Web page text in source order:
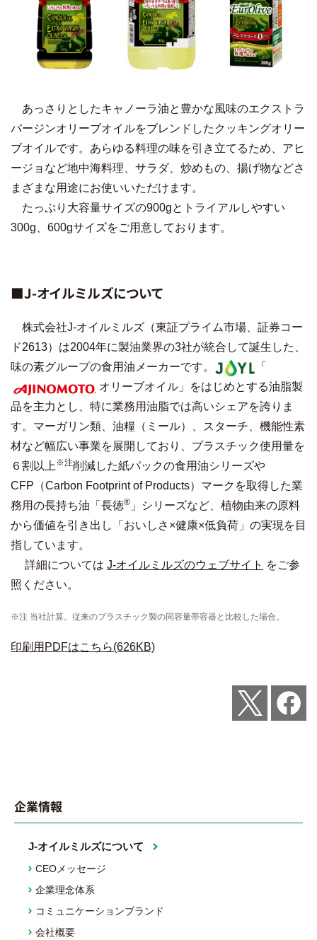
あっさりとしたキャノーラ油と豊かな風味のエクストラ
バージンオリーブオイルをブレンドしたクッキングオリー
ブオイルです。あらゆる料理の味を引き立てるため、アヒ
ージョなど地中海料理、サラダ、炒めもの、揚げ物などさ
まざまな用途にお使いいただけます。
たっぷり大容量サイズの900gとトライアルしやすい
300g、600gサイズをご用意しております。
■J-オイルミルズについて
株式会社J-オイルミルズ（東証プライム市場、証券コー
ド2613）は2004年に製油業界の3社が統合して誕生した、
味の素グループの食用油メーカーです。
「
オリーブオイル」をはじめとする油脂製
品を主力とし、特に業務用油脂では高いシェアを誇りま
す。マーガリン類、油糧（ミール）、スターチ、機能性素
材など幅広い事業を展開しており、プラスチック使用量を
６割以上 ※注削減した紙パックの食用油シリーズや
CFP（Carbon Footprint of Products）マークを取得した業
務用の長持ち油「長徳® 」シリーズなど、植物由来の原料
から価値を引き出し「おいしさ×健康×低負荷」の実現を目
指しています。
詳細については J-オイルミルズのウェブサイト をご参
照ください。
※注 当社計算。従来のプラスチック製の同容量帯容器と比較した場合。
印刷用PDFはこちら(626KB)
企業情報
J-オイルミルズについて
CEOメッセージ
企業理念体系
コミュニケーションブランド
会社概要